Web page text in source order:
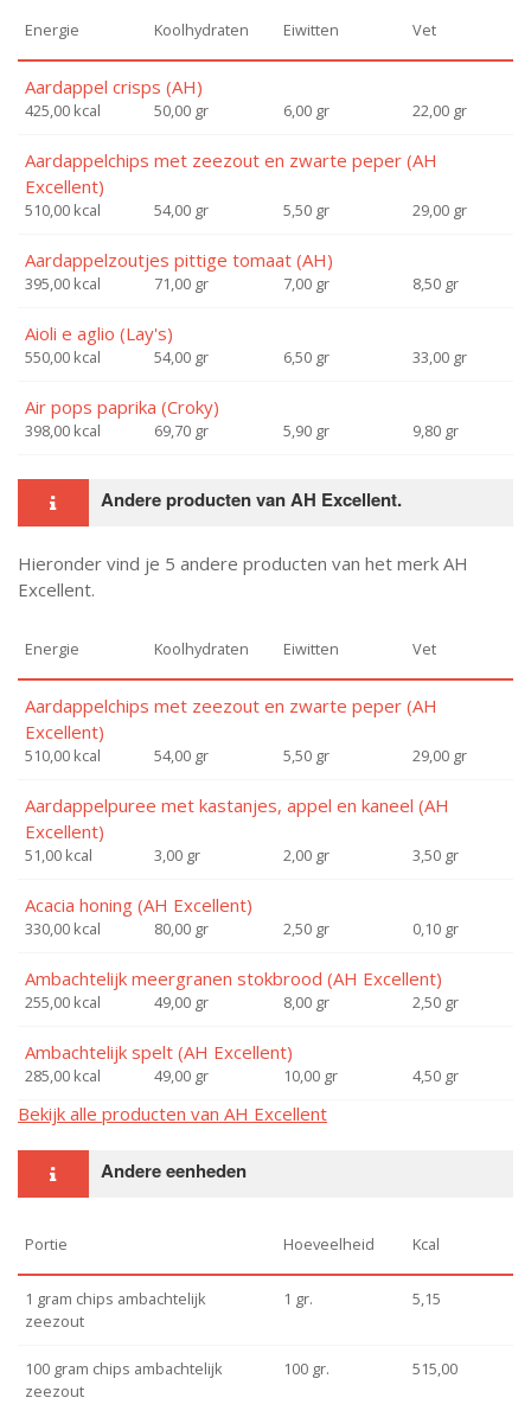
Energie Koolhydraten Eiwitten Vet
Aardappel crisps (AH)
425,00 kcal 50,00 gr 6,00 gr 22,00 gr
Aardappelchips met zeezout en zwarte peper (AH
Excellent)
510,00 kcal 54,00 gr 5,50 gr 29,00 gr
Aardappelzoutjes pittige tomaat (AH)
395,00 kcal 71,00 gr 7,00 gr 8,50 gr
Aioli e aglio (Lay's)
550,00 kcal 54,00 gr 6,50 gr 33,00 gr
Air pops paprika (Croky)
398,00 kcal 69,70 gr 5,90 gr 9,80 gr
Andere producten van AH Excellent.
Hieronder vind je 5 andere producten van het merk AH
Excellent.
Energie Koolhydraten Eiwitten Vet
Aardappelchips met zeezout en zwarte peper (AH
Excellent)
510,00 kcal 54,00 gr 5,50 gr 29,00 gr
Aardappelpuree met kastanjes, appel en kaneel (AH
Excellent)
51,00 kcal 3,00 gr 2,00 gr 3,50 gr
Acacia honing (AH Excellent)
330,00 kcal 80,00 gr 2,50 gr 0,10 gr
Ambachtelijk meergranen stokbrood (AH Excellent)
255,00 kcal 49,00 gr 8,00 gr 2,50 gr
Ambachtelijk spelt (AH Excellent)
285,00 kcal 49,00 gr 10,00 gr 4,50 gr
Bekijk alle producten van AH Excellent
Andere eenheden
Portie Hoeveelheid Kcal
1 gram chips ambachtelijk
zeezout
1 gr. 5,15
100 gram chips ambachtelijk
zeezout
100 gr. 515,00